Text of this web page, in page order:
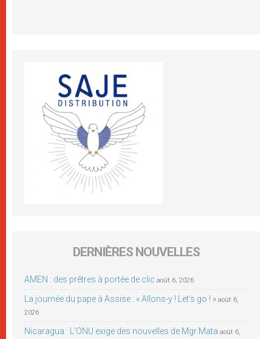
DERNIÈRES NOUVELLES
AMEN : des prêtres à portée de clic août 6, 2026
La journée du pape à Assise : « Allons-y ! Let’s go ! » août 6,
2026
Nicaragua : L’ONU exige des nouvelles de Mgr Mata août 6,